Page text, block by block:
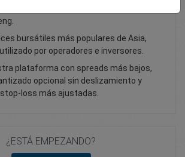
bursátiles más populares de Asia,
por operadores e inversores.
plataforma con spreads más bajos,
opcional sin deslizamiento y
loss más ajustadas.
¿ESTÁ EMPEZANDO?